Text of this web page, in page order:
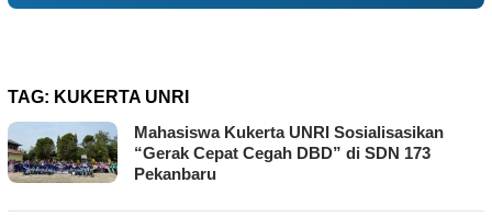
TAG: KUKERTA UNRI
Mahasiswa Kukerta UNRI Sosialisasikan
“Gerak Cepat Cegah DBD” di SDN 173
Pekanbaru